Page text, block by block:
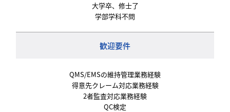
大学卒、修士了
学部学科不問
歓迎要件
QMS/EMSの維持管理業務経験
得意先クレーム対応業務経験
2者監査対応業務経験
QC検定